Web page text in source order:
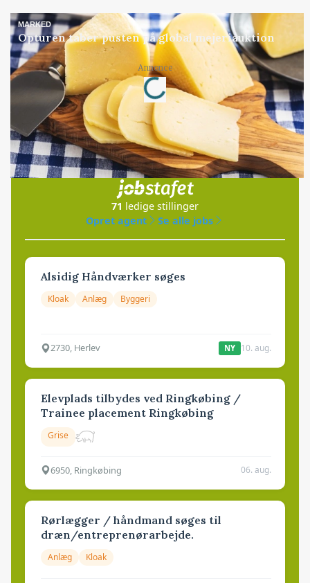
MARKED
Opturen taber pusten på global mejeriauktion
Annonce
Loading...
Jobs
i samarbejde med
71 ledige stillinger
Opret agent
Se alle jobs
Alsidig Håndværker søges
Kloak Anlæg Byggeri
2730, Herlev NY 10. aug.
Elevplads tilbydes ved Ringkøbing /
Trainee placement Ringkøbing
Grise
6950, Ringkøbing 06. aug.
Rørlægger / håndmand søges til
dræn/entreprenørarbejde.
Anlæg Kloak